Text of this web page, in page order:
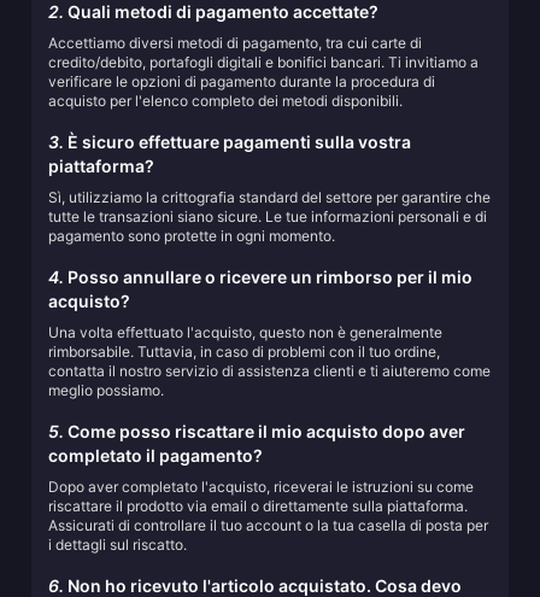
2. Quali metodi di pagamento accettate?
Accettiamo diversi metodi di pagamento, tra cui carte di
credito/debito, portafogli digitali e bonifici bancari. Ti invitiamo a
verificare le opzioni di pagamento durante la procedura di
acquisto per l'elenco completo dei metodi disponibili.
3. È sicuro effettuare pagamenti sulla vostra
piattaforma?
Sì, utilizziamo la crittografia standard del settore per garantire che
tutte le transazioni siano sicure. Le tue informazioni personali e di
pagamento sono protette in ogni momento.
4. Posso annullare o ricevere un rimborso per il mio
acquisto?
Una volta effettuato l'acquisto, questo non è generalmente
rimborsabile. Tuttavia, in caso di problemi con il tuo ordine,
contatta il nostro servizio di assistenza clienti e ti aiuteremo come
meglio possiamo.
5. Come posso riscattare il mio acquisto dopo aver
completato il pagamento?
Dopo aver completato l'acquisto, riceverai le istruzioni su come
riscattare il prodotto via email o direttamente sulla piattaforma.
Assicurati di controllare il tuo account o la tua casella di posta per
i dettagli sul riscatto.
6. Non ho ricevuto l'articolo acquistato. Cosa devo